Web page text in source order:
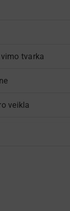
tvarka
veikla